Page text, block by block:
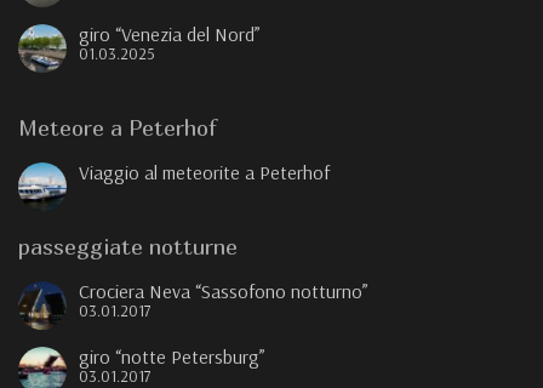
giro “Venezia del Nord”
01.03.2025
Meteore a Peterhof
Viaggio al meteorite a Peterhof
passeggiate notturne
Crociera Neva “Sassofono notturno”
03.01.2017
giro “notte Petersburg”
03.01.2017